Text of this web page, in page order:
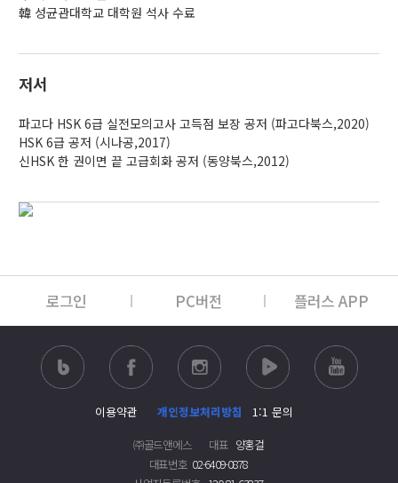
韓 성균관대학교 대학원 석사 수료
저서
파고다 HSK 6급 실전모의고사 고득점 보장 공저 (파고다북스,2020)
HSK 6급 공저 (시나공,2017)
신HSK 한 권이면 끝 고급회화 공저 (동양북스,2012)
로그인 PC버전 플러스 APP
이용약관 개인정보처리방침
1:1 문의
㈜골드앤에스
대표 양홍걸
대표번호 02-6409-0878